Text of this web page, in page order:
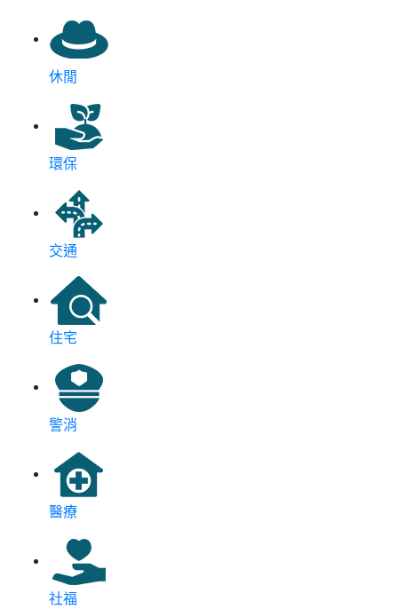
休閒
環保
交通
住宅
警消
醫療
社福